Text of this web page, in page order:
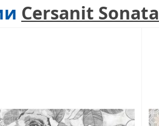
Cersanit Sonata